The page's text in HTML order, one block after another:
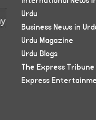
Urdu
Business News in
Urdu Magazine
Urdu Blogs
The Express Tribune
Express